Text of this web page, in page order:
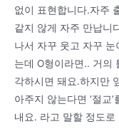
없이 표현합니다.자주
같지 않게 자주 만납니
나서 자꾸 웃고 자꾸
는데 O형이라면.. 거의
각하시면 돼요.하지만
아주지 않는다면 ‘절교
내요. 라고 말할 정도로